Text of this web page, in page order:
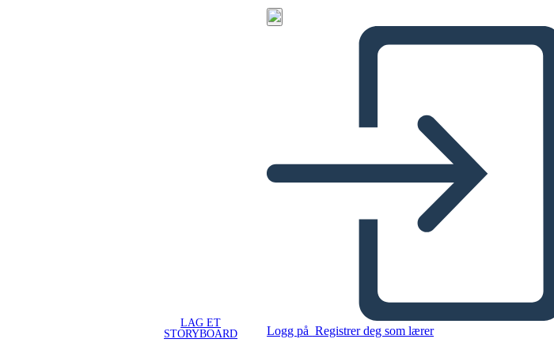
LAG ET
STORYBOARD
Logg på Registrer deg som lærer